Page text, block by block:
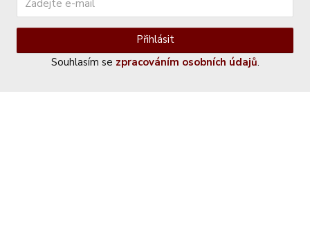
Přihlásit
Souhlasím se zpracováním osobních údajů.